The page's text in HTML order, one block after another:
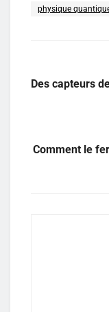
physique
Des capteurs
Comment le